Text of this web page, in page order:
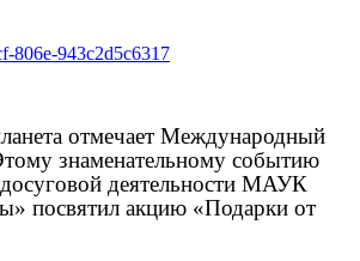
отмечает Международный
знаменательному событию
деятельности МАУК
посвятил акцию «Подарки от